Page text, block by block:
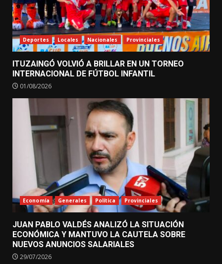
Deportes Locales Nacionales Provinciales
ITUZAINGÓ VOLVIÓ A BRILLAR EN UN TORNEO
INTERNACIONAL DE FÚTBOL INFANTIL
01/08/2026
Economía Generales Política Provinciales
JUAN PABLO VALDÉS ANALIZÓ LA SITUACIÓN
ECONÓMICA Y MANTUVO LA CAUTELA SOBRE
NUEVOS ANUNCIOS SALARIALES
29/07/2026